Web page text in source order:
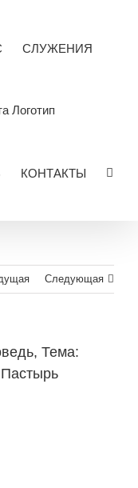
СЛУЖЕНИЯ
КОНТАКТЫ
Следующая
Тема: